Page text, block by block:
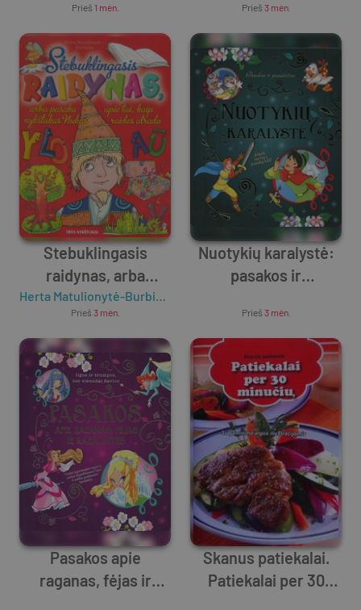
Prieš 1 mėn. Prieš 3 mėn.
Stebuklingasis
raidynas, arba
Pasaka apie tai, kaip
nykštukas Nukas
raides atrado
Prieš 3 mėn.
Nuotykių karalystė:
pasakos ir
raidės)
Prieš 3 mėn.
Pasakos apie
raganas, fėjas ir
Skanus patiekalai.
Patiekalai per 30